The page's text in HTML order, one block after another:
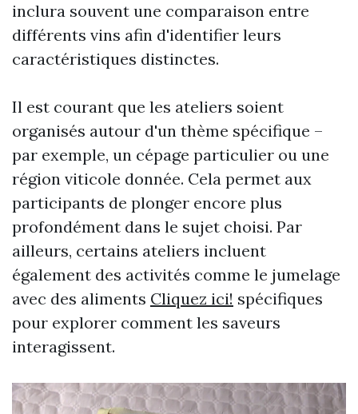
inclura souvent une comparaison entre
différents vins afin d'identifier leurs
caractéristiques distinctes.
Il est courant que les ateliers soient
organisés autour d'un thème spécifique –
par exemple, un cépage particulier ou une
région viticole donnée. Cela permet aux
participants de plonger encore plus
profondément dans le sujet choisi. Par
ailleurs, certains ateliers incluent
également des activités comme le jumelage
avec des aliments Cliquez ici! spécifiques
pour explorer comment les saveurs
interagissent.